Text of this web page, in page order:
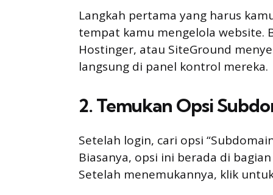
Langkah pertama yang harus
tempat kamu mengelola website.
Hostinger, atau SiteGround
langsung di panel kontrol mereka.
2. Temukan Opsi
Setelah login, cari opsi
Biasanya, opsi ini berada di
Setelah menemukannya, klik